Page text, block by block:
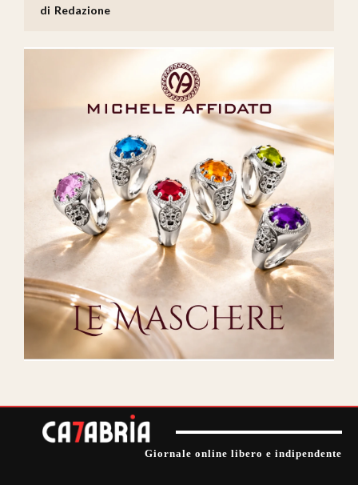
Redazione
Giornale online libero e indipendente